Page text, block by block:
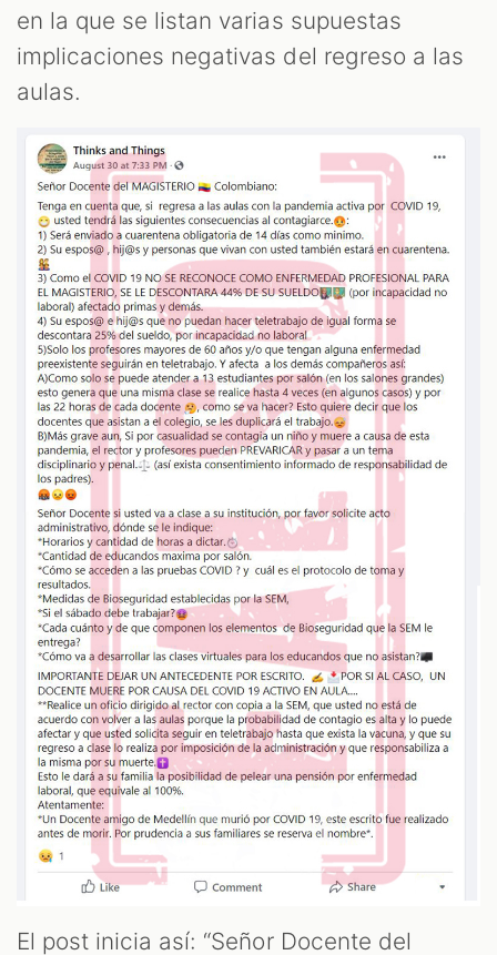
en la que se listan varias supuestas
implicaciones negativas del regreso a las
aulas.
El post inicia así: “Señor Docente del